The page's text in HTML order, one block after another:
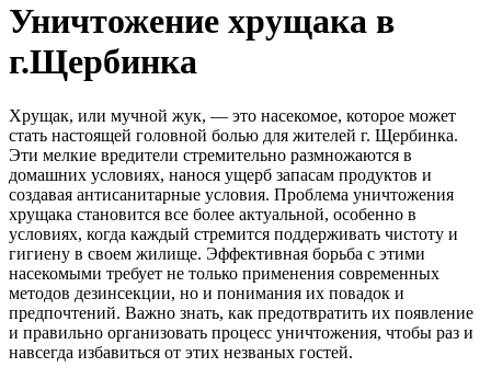
Уничтожение хрущака в
г.Щербинка
Хрущак, или мучной жук, — это насекомое, которое может
стать настоящей головной болью для жителей г. Щербинка.
Эти мелкие вредители стремительно размножаются в
домашних условиях, нанося ущерб запасам продуктов и
создавая антисанитарные условия. Проблема уничтожения
хрущака становится все более актуальной, особенно в
условиях, когда каждый стремится поддерживать чистоту и
гигиену в своем жилище. Эффективная борьба с этими
насекомыми требует не только применения современных
методов дезинсекции, но и понимания их повадок и
предпочтений. Важно знать, как предотвратить их появление
и правильно организовать процесс уничтожения, чтобы раз и
навсегда избавиться от этих незваных гостей.